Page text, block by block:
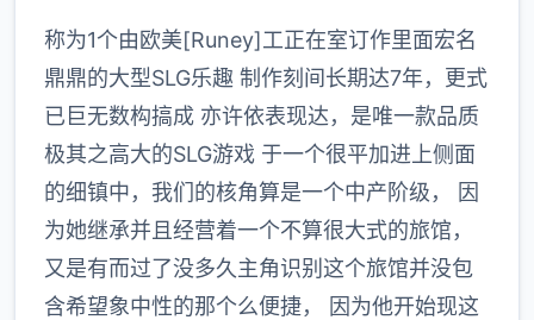
称为1个由欧美[Runey]工正在室订作里面宏名
鼎鼎的大型SLG乐趣 制作刻间长期达7年，更式
已巨无数构搞成 亦许依表现达，是唯一款品质
极其之高大的SLG游戏 于一个很平加进上侧面
的细镇中，我们的核角算是一个中产阶级， 因
为她继承并且经营着一个不算很大式的旅馆，
又是有而过了没多久主角识别这个旅馆并没包
含希望象中性的那个么便捷， 因为他开始现这